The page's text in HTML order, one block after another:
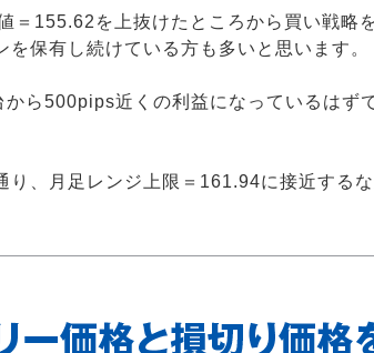
＝155.62を上抜けたところから買い戦略
保有し続けている方も多いと思います。
ら500pips近くの利益になっているはず
り、月足レンジ上限＝161.94に接近する